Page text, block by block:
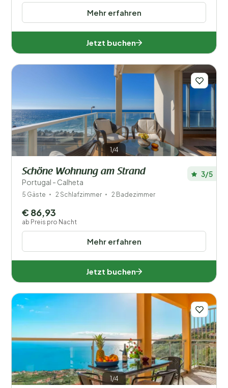
Mehr erfahren
Jetzt buchen
1/4
Schöne Wohnung am Strand
Portugal - Calheta
3/5
5 Gäste 2 Schlafzimmer 2 Badezimmer
Mehr erfahren
€ 86,93
ab Preis pro Nacht
Jetzt buchen
1/4